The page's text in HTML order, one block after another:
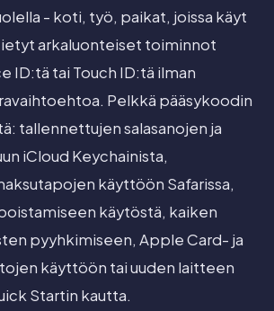
- koti, työ, paikat, joissa käyt
arkaluonteiset toiminnot
ID:tä tai Touch ID:tä ilman
Pelkkä pääsykoodin
tallennettujen salasanojen ja
iCloud Keychainista,
käyttöön Safarissa,
käytöstä, kaiken
pyyhkimiseen, Apple Card- ja
käyttöön tai uuden laitteen
Startin kautta.